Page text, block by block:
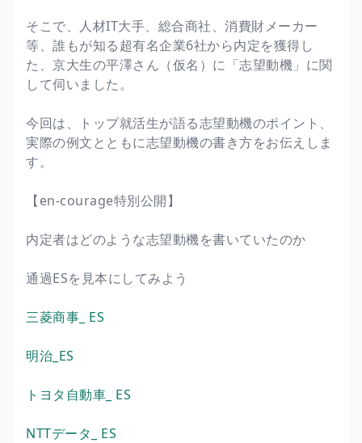
そこで、人材IT大手、総合商社、消費財メーカー
等、誰もが知る超有名企業6社から内定を獲得し
た、京大生の平澤さん（仮名）に「志望動機」に関
して伺いました。
今回は、トップ就活生が語る志望動機のポイント、
実際の例文とともに志望動機の書き方をお伝えしま
す。
【en-courage特別公開】
内定者はどのような志望動機を書いていたのか
通過ESを見本にしてみよう
三菱商事_ ES
明治_ES
トヨタ自動車_ ES
NTTデータ_ ES